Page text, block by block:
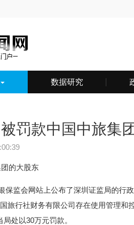
数据研究
罚款中国中旅集
的大股东
监会网站上公布了深圳证监局的行
旅行社财务有限公司存在使用管理和
处以30万元罚款。